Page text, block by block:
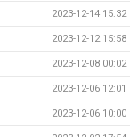
2023-12-14 15:32
2023-12-12 15:58
2023-12-08 00:02
2023-12-06 12:01
2023-12-06 10:00